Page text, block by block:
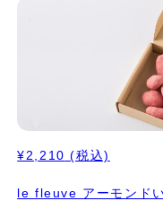
プラリネと合わせモンテ
フィックエリア）でシル
ンズ受賞 6. 日本茶のプ
茶のうまみを合わせて。
ア）でゴールド受賞
Coeur受賞 7. クロワッ
のプラリネに自家製クロ
Tablette d'OrとCoup de
9. ピーナッツプラリネ ヒ
¥2,210 (税込)
le fleuve アーモンド